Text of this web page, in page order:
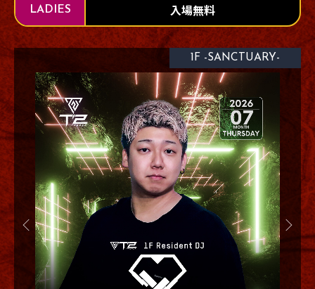
LADIES 入場無料
1F -SANCTUARY-